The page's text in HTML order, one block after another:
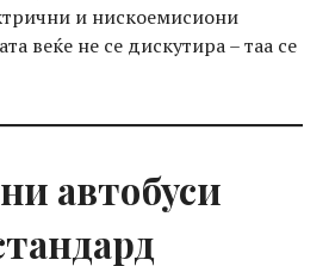
и нискоемисиони
веќе не се дискутира – таа се
автобуси